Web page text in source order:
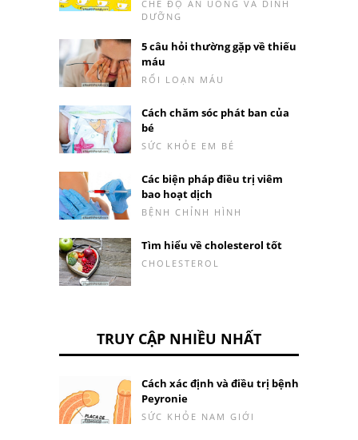
CHẾ ĐỘ ĂN UỐNG VÀ DINH
DƯỠNG
5 câu hỏi thường gặp về thiếu
máu
RỐI LOẠN MÁU
Cách chăm sóc phát ban của
bé
SỨC KHỎE EM BÉ
Các biện pháp điều trị viêm
bao hoạt dịch
BỆNH CHỈNH HÌNH
Tìm hiểu về cholesterol tốt
CHOLESTEROL
TRUY CẬP NHIỀU NHẤT
Cách xác định và điều trị bệnh
Peyronie
SỨC KHỎE NAM GIỚI